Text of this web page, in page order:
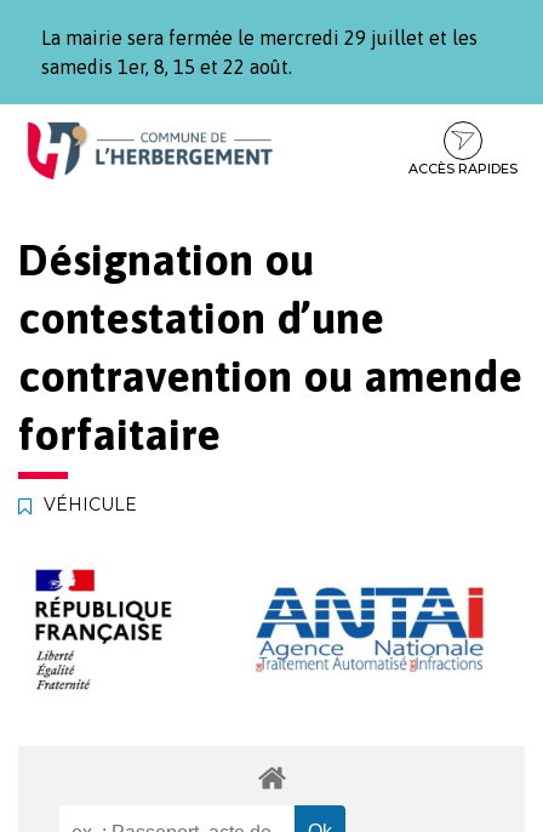
La mairie sera fermée le mercredi 29 juillet et les
samedis 1er, 8, 15 et 22 août.
Aller
Aller
contenu
Aller
pied
ACCÈS RAPIDES
Désignation ou
contestation d’une
contravention ou amende
forfaitaire
VÉHICULE